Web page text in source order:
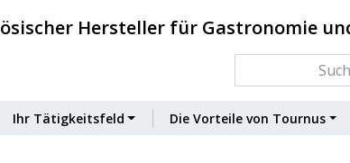
Hersteller für Gastronomie
Ihr Tätigkeitsfeld Die Vorteile von Tournus